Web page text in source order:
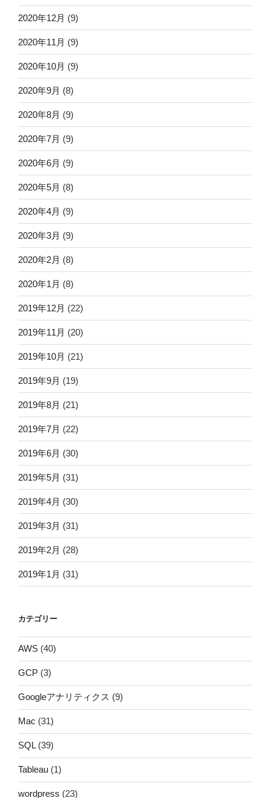
2020年12月 (9)
2020年11月 (9)
2020年10月 (9)
2020年9月 (8)
2020年8月 (9)
2020年7月 (9)
2020年6月 (9)
2020年5月 (8)
2020年4月 (9)
2020年3月 (9)
2020年2月 (8)
2020年1月 (8)
2019年12月 (22)
2019年11月 (20)
2019年10月 (21)
2019年9月 (19)
2019年8月 (21)
2019年7月 (22)
2019年6月 (30)
2019年5月 (31)
2019年4月 (30)
2019年3月 (31)
2019年2月 (28)
2019年1月 (31)
カテゴリー
AWS (40)
GCP (3)
Googleアナリティクス (9)
Mac (31)
SQL(39)
Tableau (1)
wordpress (23)